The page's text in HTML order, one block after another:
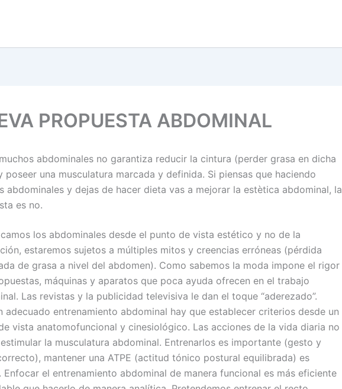
PROPUESTA ABDOMINAL
abdominales no garantiza reducir la cintura (perder grasa en dicha
poseer una musculatura marcada y definida. Si piensas que haciendo
abdominales y dejas de hacer dieta vas a mejorar la estètica abdominal, la
es no.
los abdominales desde el punto de vista estético y no de la
estaremos sujetos a múltiples mitos y creencias erróneas (pérdida
de grasa a nivel del abdomen). Como sabemos la moda impone el rigor
máquinas y aparatos que poca ayuda ofrecen en el trabajo
Las revistas y la publicidad televisiva le dan el toque “aderezado”.
adecuado entrenamiento abdominal hay que establecer criterios desde un
vista anatomofuncional y cinesiológico. Las acciones de la vida diaria no
la musculatura abdominal. Entrenarlos es importante (gesto y
mantener una ATPE (actitud tónico postural equilibrada) es
Enfocar el entrenamiento abdominal de manera funcional es más eficiente